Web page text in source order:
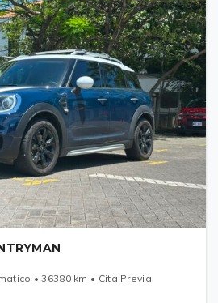
• 36380 km • Cita Previa